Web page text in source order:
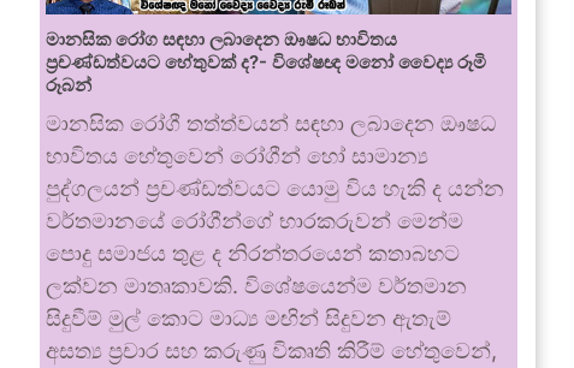
මානසික රෝග සඳහා ලබාදෙන ඖෂධ භාවිතය
ප්‍රචණ්ඩත්වයට හේතුවක් ද?- විශේෂඥ මනෝ වෛද්‍ය රූමි
රූබන්
මානසික රෝගී තත්ත්වයන් සඳහා ලබාදෙන ඖෂධ
භාවිතය හේතුවෙන් රෝගීන් හෝ සාමාන්‍ය
පුද්ගලයන් ප්‍රචණ්ඩත්වයට යොමු විය හැකි ද යන්න
වර්තමානයේ රෝගීන්ගේ භාරකරුවන් මෙන්ම
පොදු සමාජය තුළ ද නිරන්තරයෙන් කතාබහට
ලක්වන මාතෘකාවකි. විශේෂයෙන්ම වර්තමාන
සිදුවීම් මුල් කොට මාධ්‍ය මඟින් සිදුවන ඇතැම්
අසත්‍ය ප්‍රචාර සහ කරුණු විකෘති කිරීම් හේතුවෙන්,